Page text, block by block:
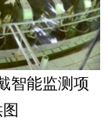
智能监测项